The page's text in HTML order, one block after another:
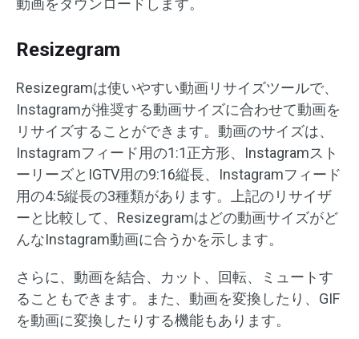
Resizegram
Resizegramは使いやすい動画リサイズツールで、
Instagramが推奨する動画サイズに合わせて動画を
リサイズすることができます。動画のサイズは、
Instagramフィード用の1:1正方形、Instagramスト
ーリーズとIGTV用の9:16縦長、Instagramフィード
用の4:5縦長の3種類があります。上記のリサイザ
ーと比較して、Resizegramはどの動画サイズがど
んなInstagram動画に合うかを示します。
さらに、動画を結合、カット、回転、ミュートす
ることもできます。また、動画を変換したり、GIF
を動画に変換したりする機能もあります。